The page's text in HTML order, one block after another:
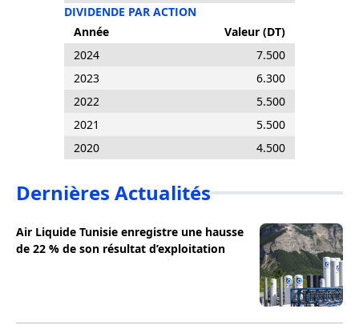
DIVIDENDE PAR ACTION
Année
Valeur (DT)
2024
7.500
2023
6.300
2022
5.500
2021
5.500
2020
4.500
Dernières Actualités
Air Liquide Tunisie enregistre une hausse
de 22 % de son résultat d’exploitation